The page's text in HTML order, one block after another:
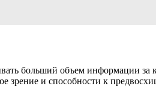
больший объем информации за
зрение и способности к